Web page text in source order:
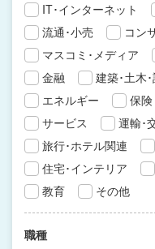
IT･インターネット
流通･小売
コン
マスコミ･メディア
金融
建築･土木
エネルギー
保険
サービス
運輸･
旅行･ホテル関連
住宅･インテリア
教育
その他
職種